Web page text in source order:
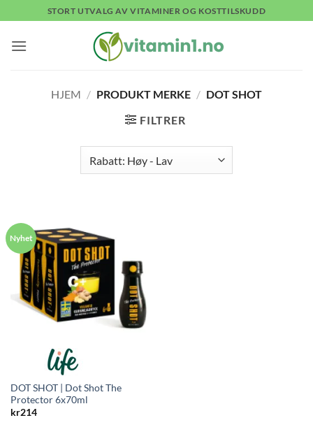
to
content
STORT UTVALG AV VITAMINER OG KOSTTILSKUDD
HJEM / PRODUKT MERKE / DOT SHOT
FILTRER
DOT SHOT | Dot Shot The
Protector 6x70ml
kr214